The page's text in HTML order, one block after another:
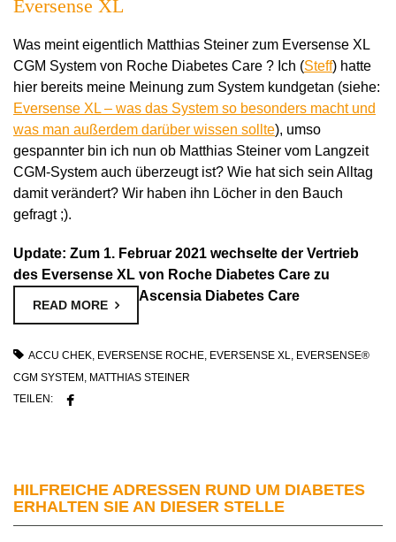
Eversense XL
Was meint eigentlich Matthias Steiner zum Eversense XL
CGM System von Roche Diabetes Care ? Ich (Steff) hatte
hier bereits meine Meinung zum System kundgetan (siehe:
Eversense XL – was das System so besonders macht und
was man außerdem darüber wissen sollte), umso
gespannter bin ich nun ob Matthias Steiner vom Langzeit
CGM-System auch überzeugt ist? Wie hat sich sein Alltag
damit verändert? Wir haben ihn Löcher in den Bauch
gefragt ;).
Update: Zum 1. Februar 2021 wechselte der Vertrieb
des Eversense XL von Roche Diabetes Care zu
Ascensia Diabetes Care
READ MORE
ACCU CHEK EVERSENSE ROCHE EVERSENSE XL
EVERSENSE®
CGM SYSTEM MATTHIAS STEINER
TEILEN:
HILFREICHE ADRESSEN RUND UM DIABETES
ERHALTEN SIE AN DIESER STELLE